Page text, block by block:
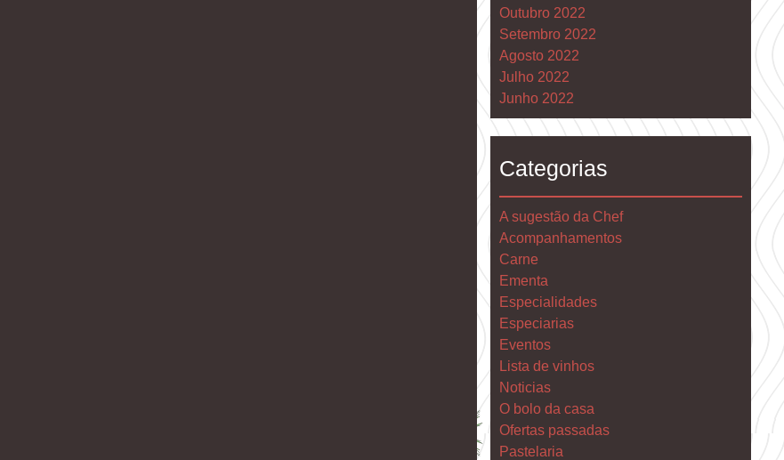
Outubro 2022
Setembro 2022
Agosto 2022
Julho 2022
Junho 2022
Categorias
A sugestão da Chef
Acompanhamentos
Carne
Ementa
Especialidades
Especiarias
Eventos
Lista de vinhos
Noticias
O bolo da casa
Ofertas passadas
Pastelaria